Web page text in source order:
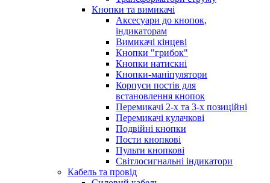
Кнопки та вимикачі
Аксесуари до кнопок,
індикаторам
Вимикачі кінцеві
Кнопки "грибок"
Кнопки натискні
Кнопки-маніпулятори
Корпуси постів для
встановлення кнопок
Перемикачі 2-х та 3-х позиційні
Перемикачі кулачкові
Подвійні кнопки
Пости кнопкові
Пульти кнопкові
Світлосигнальні індикатори
Кабель та провід